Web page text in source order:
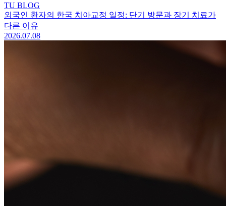
TU BLOG
외국인 환자의 한국 치아교정 일정: 단기 방문과 장기 치료가
다른 이유
2026.07.08